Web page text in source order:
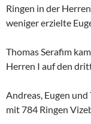
Ringen in der
weniger erzielte
Thomas Serafim
Herren I auf den
Andreas, Eugen
mit 784 Ringen